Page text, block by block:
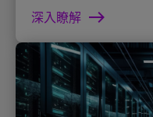
深入瞭解